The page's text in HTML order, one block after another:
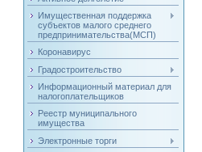
Имущественная поддержка
субъектов малого среднего
предпринимательства(МСП)
Коронавирус
Градостроительство
Информационный материал для
налогоплательщиков
Реестр муниципального
имущества
Электронные торги